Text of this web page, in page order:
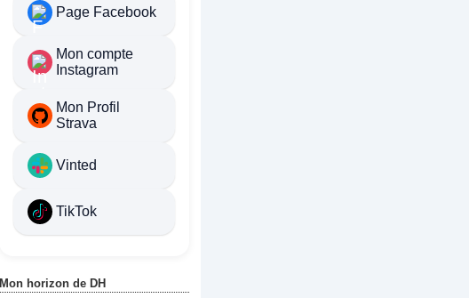
Page Facebook
Mon compte
Instagram
Mon Profil
Strava
Vinted
TikTok
Mon horizon de DH